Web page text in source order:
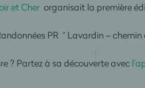
et Cherorganisait la première
PR “ Lavardin –
? Partez à sa découverte avec